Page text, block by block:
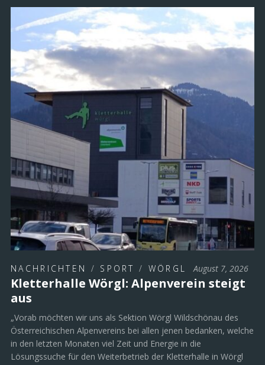
NACHRICHTEN / SPORT / WÖRGL August 7, 2026
Kletterhalle Wörgl: Alpenverein steigt
aus
„Vorab möchten wir uns als Sektion Wörgl Wildschönau des
Österreichischen Alpenvereins bei allen jenen bedanken, welche
in den letzten Monaten viel Zeit und Energie in die
Lösungssuche für den Weiterbetrieb der Kletterhalle in Wörgl